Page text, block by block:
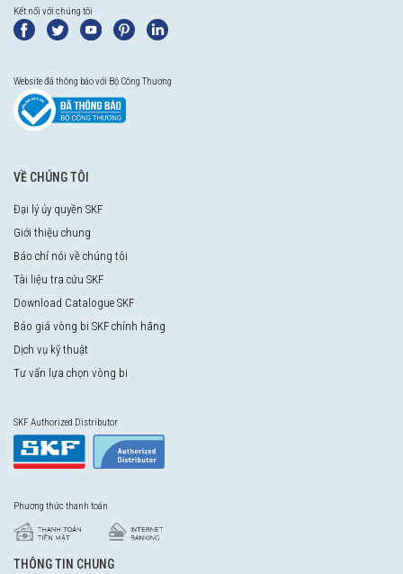
Kết nối với chúng tôi
Website đã thông báo với Bộ Công Thương
VỀ CHÚNG TÔI
Đại lý ủy quyền SKF
Giới thiệu chung
Báo chí nói về chúng tôi
Tài liệu tra cứu SKF
Download Catalogue SKF
Báo giá vòng bi SKF chính hãng
Dịch vụ kỹ thuật
Tư vấn lựa chọn vòng bi
SKF Authorized Distributor
Phương thức thanh toán
THÔNG TIN CHUNG